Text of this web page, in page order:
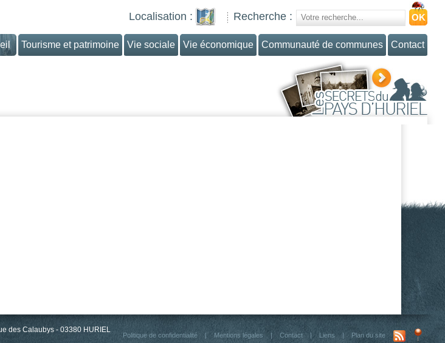
Tourisme et patrimoine Vie sociale Vie économique Communauté de communes Contact
Localisation : Recherche :
des Calaubys - 03380 HURIEL
Politique de confidentialité | Mentions légales | Contact | Liens | Plan du site